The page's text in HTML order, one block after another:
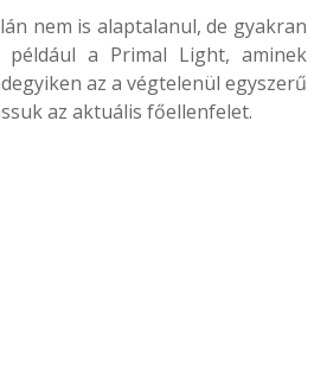
nem is alaptalanul, de gyakran
a Primal Light, aminek
az a végtelenül egyszerű
az aktuális főellenfelet.